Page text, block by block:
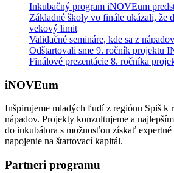
Inkubačný program iNOVEum
Základné školy vo finále ukázali, že
vekový limit
Validačné semináre, kde sa z
Odštartovali sme 9. ročník projektu
Finálové prezentácie 8. ročníka
iNOVEum
Inšpirujeme mladých ľudí z regiónu Spiš k
nápadov. Projekty konzultujeme a
do inkubátora s možnosťou získať
napojenie na štartovací kapitál.
Partneri programu